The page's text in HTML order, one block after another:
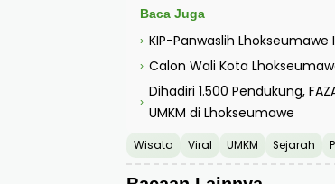
Baca Juga
› KIP-Panwaslih
› Calon Wali Kota
›
Dihadiri 1.500 Pendukung,
UMKM di Lhokseumawe
Wisata Viral UMKM Sejarah